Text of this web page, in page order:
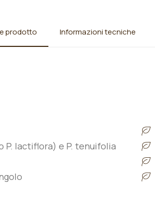
prodotto Informazioni tecniche
P. lactiflora) e P. tenuifolia